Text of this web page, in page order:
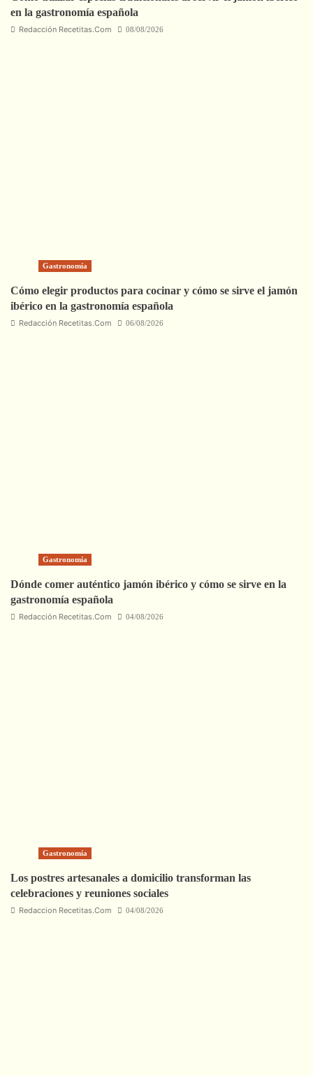
en la gastronomía española
Redacción Recetitas.Com 08/08/2026
Gastronomía
Cómo elegir productos para cocinar y cómo se sirve el jamón
ibérico en la gastronomía española
Redacción Recetitas.Com 06/08/2026
Gastronomía
Dónde comer auténtico jamón ibérico y cómo se sirve en la
gastronomía española
Redacción Recetitas.Com 04/08/2026
Gastronomía
Los postres artesanales a domicilio transforman las
celebraciones y reuniones sociales
Redaccion Recetitas.Com 04/08/2026